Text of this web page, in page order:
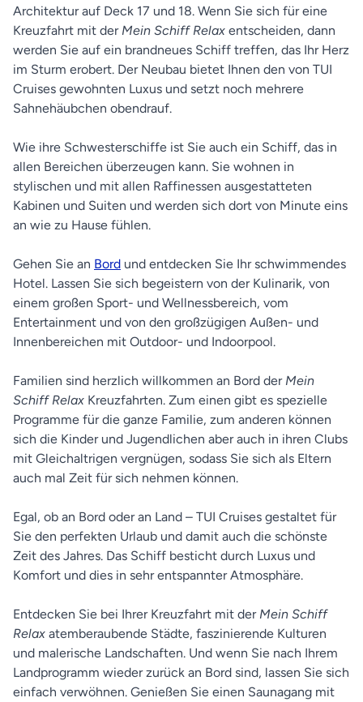
Architektur auf Deck 17 und 18. Wenn Sie sich für eine
Kreuzfahrt mit der Mein Schiff Relax entscheiden, dann
werden Sie auf ein brandneues Schiff treffen, das Ihr Herz
im Sturm erobert. Der Neubau bietet Ihnen den von TUI
Cruises gewohnten Luxus und setzt noch mehrere
Sahnehäubchen obendrauf.
Wie ihre Schwesterschiffe ist Sie auch ein Schiff, das in
allen Bereichen überzeugen kann. Sie wohnen in
stylischen und mit allen Raffinessen ausgestatteten
Kabinen und Suiten und werden sich dort von Minute eins
an wie zu Hause fühlen.
Gehen Sie an Bord und entdecken Sie Ihr schwimmendes
Hotel. Lassen Sie sich begeistern von der Kulinarik, von
einem großen Sport- und Wellnessbereich, vom
Entertainment und von den großzügigen Außen- und
Innenbereichen mit Outdoor- und Indoorpool.
Familien sind herzlich willkommen an Bord der Mein
Schiff Relax Kreuzfahrten. Zum einen gibt es spezielle
Programme für die ganze Familie, zum anderen können
sich die Kinder und Jugendlichen aber auch in ihren Clubs
mit Gleichaltrigen vergnügen, sodass Sie sich als Eltern
auch mal Zeit für sich nehmen können.
Egal, ob an Bord oder an Land – TUI Cruises gestaltet für
Sie den perfekten Urlaub und damit auch die schönste
Zeit des Jahres. Das Schiff besticht durch Luxus und
Komfort und dies in sehr entspannter Atmosphäre.
Entdecken Sie bei Ihrer Kreuzfahrt mit der Mein Schiff
Relax atemberaubende Städte, faszinierende Kulturen
und malerische Landschaften. Und wenn Sie nach Ihrem
Landprogramm wieder zurück an Bord sind, lassen Sie sich
einfach verwöhnen. Genießen Sie einen Saunagang mit